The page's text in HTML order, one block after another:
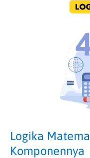
Logika
Komponennya